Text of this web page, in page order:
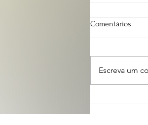
Comentários
Escreva um